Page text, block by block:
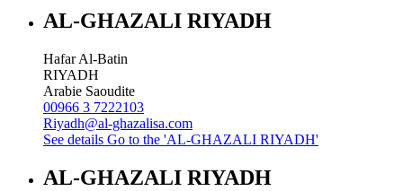
AL-GHAZALI RIYADH
Hafar Al-Batin
RIYADH
Arabie Saoudite
00966 3 7222103
Riyadh@al-ghazalisa.com
See details Go to the 'AL-GHAZALI RIYADH'
AL-GHAZALI RIYADH